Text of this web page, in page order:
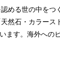
める世の中をつ
然石・カラース
ます。海外への